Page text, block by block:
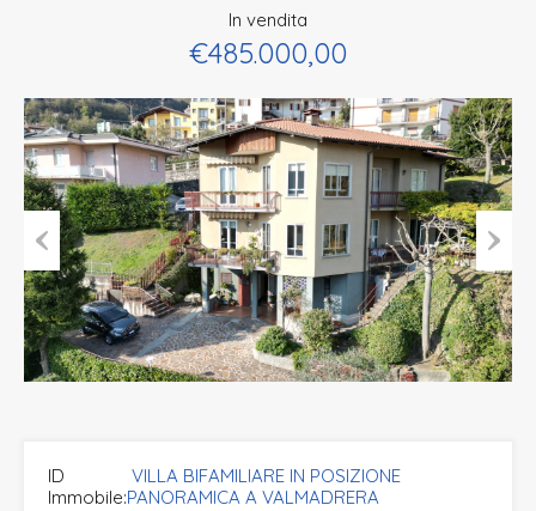
In vendita
€485.000,00
Previous Next
ID
Immobile:
VILLA BIFAMILIARE IN POSIZIONE
PANORAMICA A VALMADRERA